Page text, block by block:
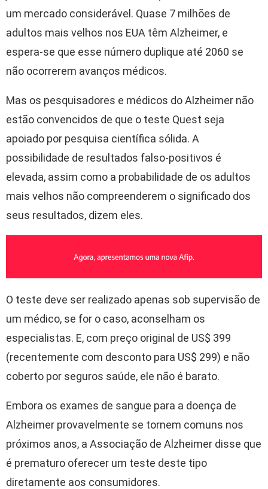
um mercado considerável. Quase 7 milhões de
adultos mais velhos nos EUA têm Alzheimer, e
espera-se que esse número duplique até 2060 se
não ocorrerem avanços médicos.
Mas os pesquisadores e médicos do Alzheimer não
estão convencidos de que o teste Quest seja
apoiado por pesquisa científica sólida. A
possibilidade de resultados falso-positivos é
elevada, assim como a probabilidade de os adultos
mais velhos não compreenderem o significado dos
seus resultados, dizem eles.
O teste deve ser realizado apenas sob supervisão de
um médico, se for o caso, aconselham os
especialistas. E, com preço original de US$ 399
(recentemente com desconto para US$ 299) e não
coberto por seguros saúde, ele não é barato.
Embora os exames de sangue para a doença de
Alzheimer provavelmente se tornem comuns nos
próximos anos, a Associação de Alzheimer disse que
é prematuro oferecer um teste deste tipo
diretamente aos consumidores.